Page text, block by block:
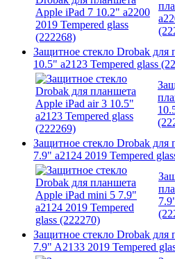
Защитное стекло Drobak для
10.5" a2123 Tempered glass
Защитное стекло Drobak
7.9" a2124 2019 Tempered
Защитное стекло Drobak
7.9" A2133 2019 Tempered